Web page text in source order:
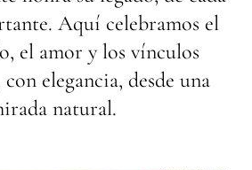
Aquí celebramos el
el amor y los vínculos
elegancia, desde una
natural.